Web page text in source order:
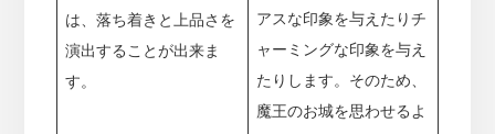
は、落ち着きと上品さを
演出することが出来ま
す。
アスな印象を与えたりチ
ャーミングな印象を与え
たりします。そのため、
魔王のお城を思わせるよ